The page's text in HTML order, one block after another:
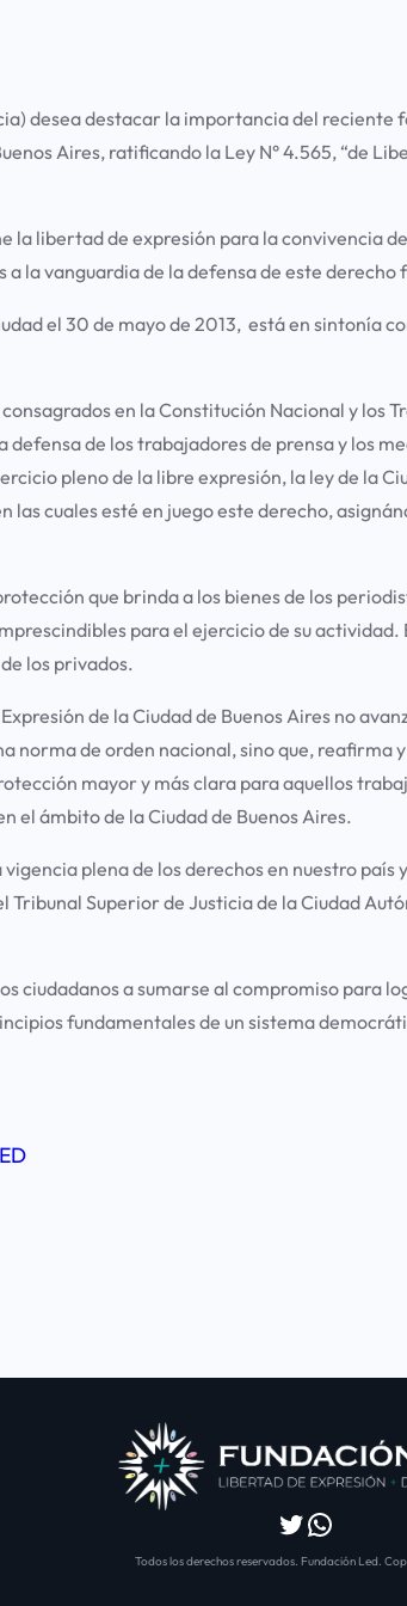
desea destacar la importancia del reciente
Aires, ratificando la Ley N° 4.565, “de
la libertad de expresión para la convivencia
a la vanguardia de la defensa de este derecho
el 30 de mayo de 2013, está en sintonía
en la Constitución Nacional y los
de los trabajadores de prensa y los
pleno de la libre expresión, la ley de la
cuales esté en juego este derecho,
que brinda a los bienes de los
para el ejercicio de su actividad.
los privados.
de la Ciudad de Buenos Aires no
norma de orden nacional, sino que, reafirma
mayor y más clara para aquellos
el ámbito de la Ciudad de Buenos Aires.
plena de los derechos en nuestro país
Superior de Justicia de la Ciudad
ciudadanos a sumarse al compromiso para
fundamentales de un sistema
Twitter
Todos los derechos reservados. Fundación Led.